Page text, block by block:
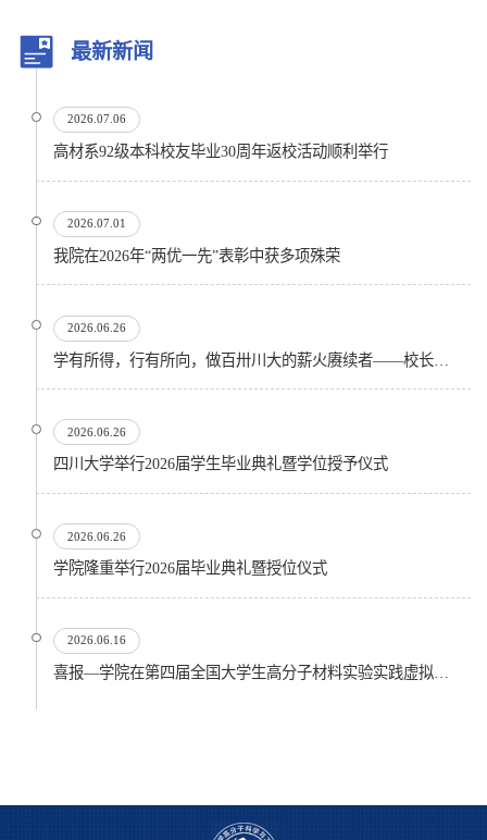
最新新闻
2026.07.06
高材系92级本科校友毕业30周年返校活动顺利举行
2026.07.01
我院在2026年“两优一先”表彰中获多项殊荣
2026.06.26
2026.06.26
四川大学举行2026届学生毕业典礼暨学位授予仪式
2026.06.26
​学院隆重举行2026届毕业典礼暨授位仪式
2026.06.16